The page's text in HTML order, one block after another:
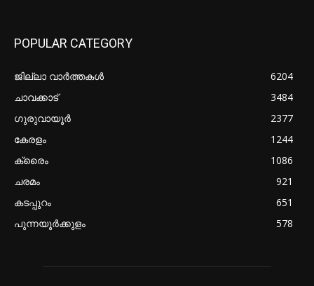
POPULAR CATEGORY
ജില്ലാ വാർത്തകൾ
6204
ചാവക്കാട്
3484
ഗുരുവായൂർ
2377
കേരളം
1244
ക്രൈം
1086
ചരമം
921
കടപ്പുറം
651
പുന്നയൂർക്കുളം
578